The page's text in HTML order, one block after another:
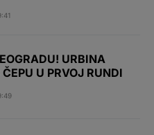
URBINA
U PRVOJ RUNDI